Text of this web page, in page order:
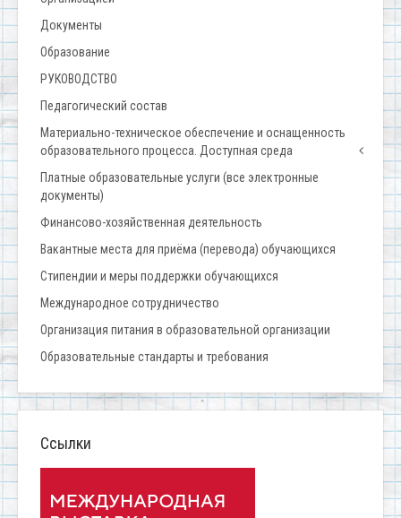
Документы
Образование
РУКОВОДСТВО
Педагогический состав
Материально-техническое обеспечение и оснащенность
образовательного процесса. Доступная среда
Платные образовательные услуги (все электронные
документы)
Финансово-хозяйственная деятельность
Вакантные места для приёма (перевода) обучающихся
Стипендии и меры поддержки обучающихся
Международное сотрудничество
Организация питания в образовательной организации
Образовательные стандарты и требования
Ссылки